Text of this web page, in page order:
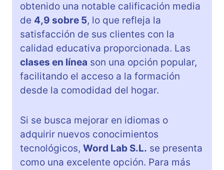
obtenido una notable calificación media
de 4,9 sobre 5, lo que refleja la
satisfacción de sus clientes con la
calidad educativa proporcionada. Las
clases en línea son una opción popular,
facilitando el acceso a la formación
desde la comodidad del hogar.
Si se busca mejorar en idiomas o
adquirir nuevos conocimientos
tecnológicos, Word Lab S.L. se presenta
como una excelente opción. Para más